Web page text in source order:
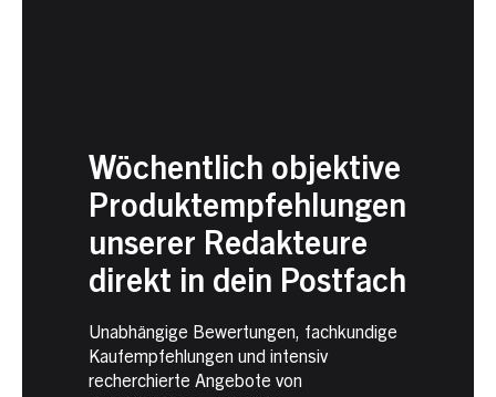
Wöchentlich objektive
Produktempfehlungen
unserer Redakteure
direkt in dein Postfach
Unabhängige Bewertungen, fachkundige
Kaufempfehlungen und intensiv
recherchierte Angebote von